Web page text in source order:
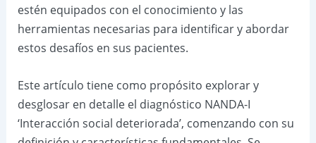
estén equipados con el conocimiento y las
herramientas necesarias para identificar y abordar
estos desafíos en sus pacientes.
Este artículo tiene como propósito explorar y
desglosar en detalle el diagnóstico NANDA-I
‘Interacción social deteriorada’, comenzando con su